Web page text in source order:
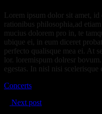
Lorem ipsum dolor sit amet,
rationibus philosophia,ad
mucius dolorem pro in, te
ubique ei, in eum diceret
perfecto qualisque mea ei. At
lor. loremispum dolresr
egestas. In nisl nisi scelerisque
Concerts
Next post